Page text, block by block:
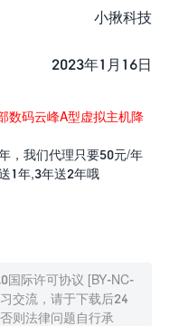
小揪科技
2023年1月16日
数码云峰A型虚拟主机降
，我们代理只要50元/年
1年,3年送2年哦
国际许可协议 [BY-NC-
交流，请于下载后24
则法律问题自行承